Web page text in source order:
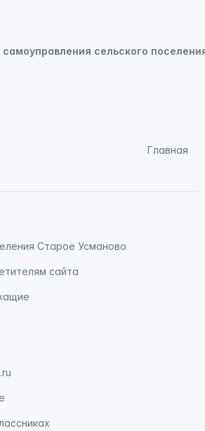
Главная
Старое Усманово
сайта